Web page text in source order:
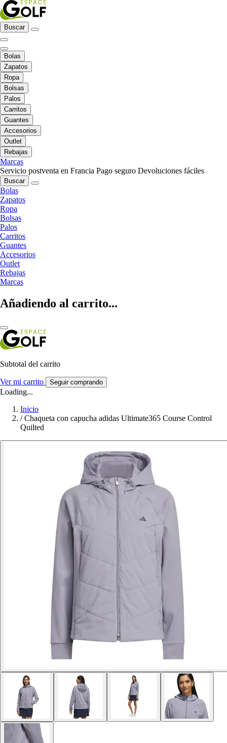
Buscar
Bolas
Zapatos
Ropa
Bolsas
Palos
Carritos
Guantes
Accesorios
Outlet
Rebajas
Marcas
Servicio postventa en Francia Pago seguro Devoluciones fáciles
Buscar
Bolas
Zapatos
Ropa
Bolsas
Palos
Carritos
Guantes
Accesorios
Outlet
Rebajas
Marcas
Añadiendo al carrito...
Subtotal del carrito
Ver mi carrito Seguir comprando
Loading...
Inicio
/ Chaqueta con capucha adidas Ultimate365 Course Control
Quilted